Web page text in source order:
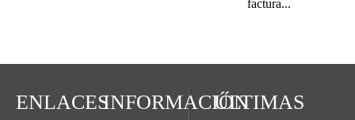
factura...
ENLACESINFORMACIÓNÚLTIMAS